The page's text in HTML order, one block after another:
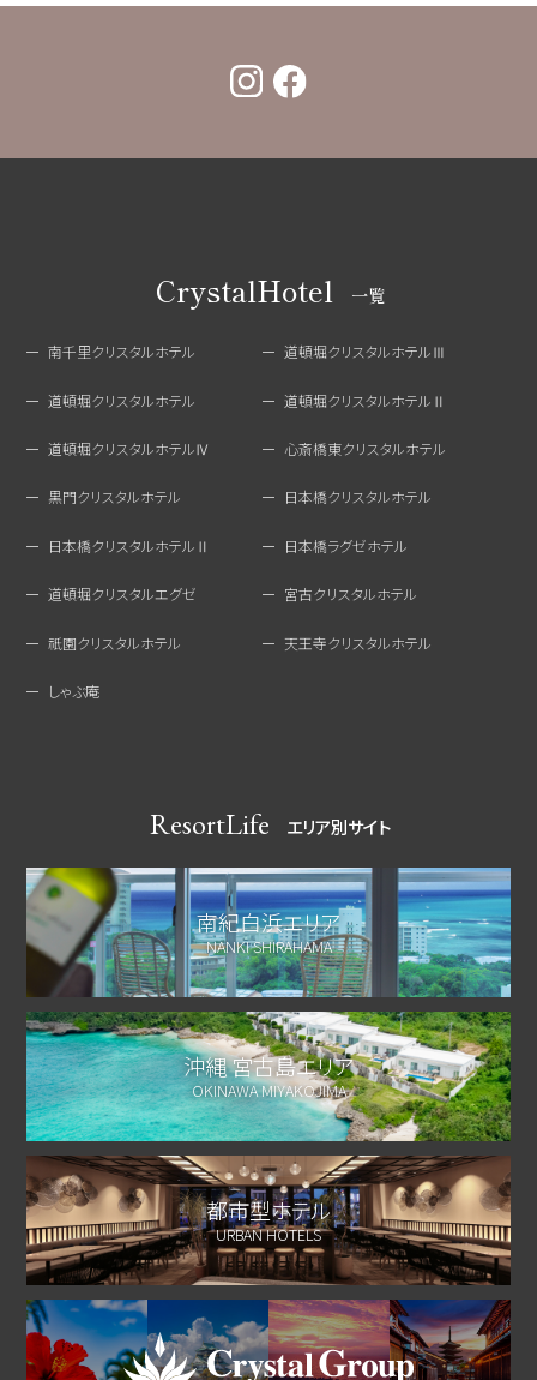
CrystalHotel 一覧
南千里クリスタルホテル 道頓堀クリスタルホテルⅢ
道頓堀クリスタルホテル 道頓堀クリスタルホテルⅡ
道頓堀クリスタルホテルⅣ 心斎橋東クリスタルホテル
黒門クリスタルホテル 日本橋クリスタルホテル
日本橋クリスタルホテルⅡ 日本橋ラグゼホテル
道頓堀クリスタルエグゼ 宮古クリスタルホテル
祇園クリスタルホテル 天王寺クリスタルホテル
しゃぶ庵
ResortLife エリア別サイト
南紀白浜エリア
NANKI SHIRAHAMA
沖縄 宮古島エリア
OKINAWA MIYAKOJIMA
都市型ホテル
URBAN HOTELS